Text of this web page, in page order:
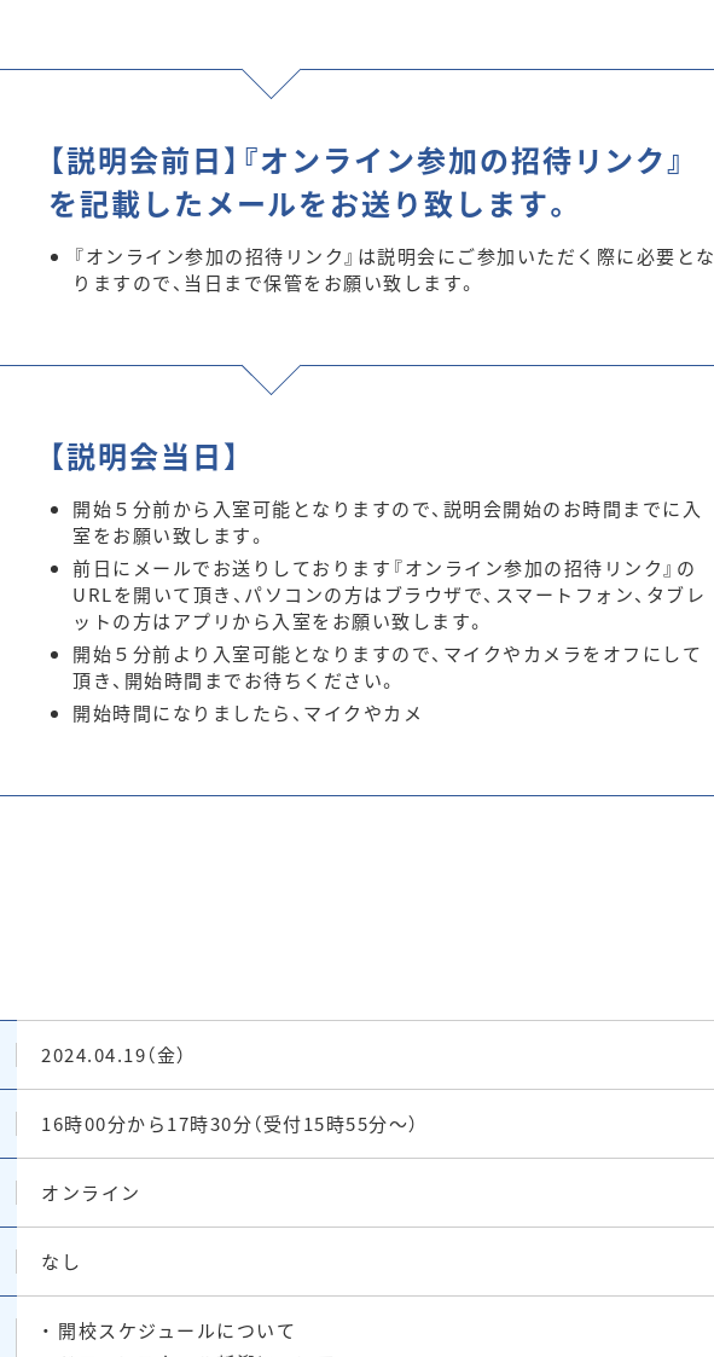
【説明会前日】『オンライン参加の招待リンク』
を記載したメールをお送り致します。
『オンライン参加の招待リンク』は説明会にご参加いただく際に必要とな
りますので、当日まで保管をお願い致します。
【説明会当日】
開始５分前から入室可能となりますので、説明会開始のお時間までに入
室をお願い致します。
前日にメールでお送りしております『オンライン参加の招待リンク』の
URLを開いて頂き、パソコンの方はブラウザで、スマートフォン、タブレ
ットの方はアプリから入室をお願い致します。
開始５分前より入室可能となりますので、マイクやカメラをオフにして
頂き、開始時間までお待ちください。
開始時間になりましたら、マイクやカメ
2024.04.19（金）
16時00分から17時30分（受付15時55分〜）
オンライン
なし
・ 開校スケジュールについて